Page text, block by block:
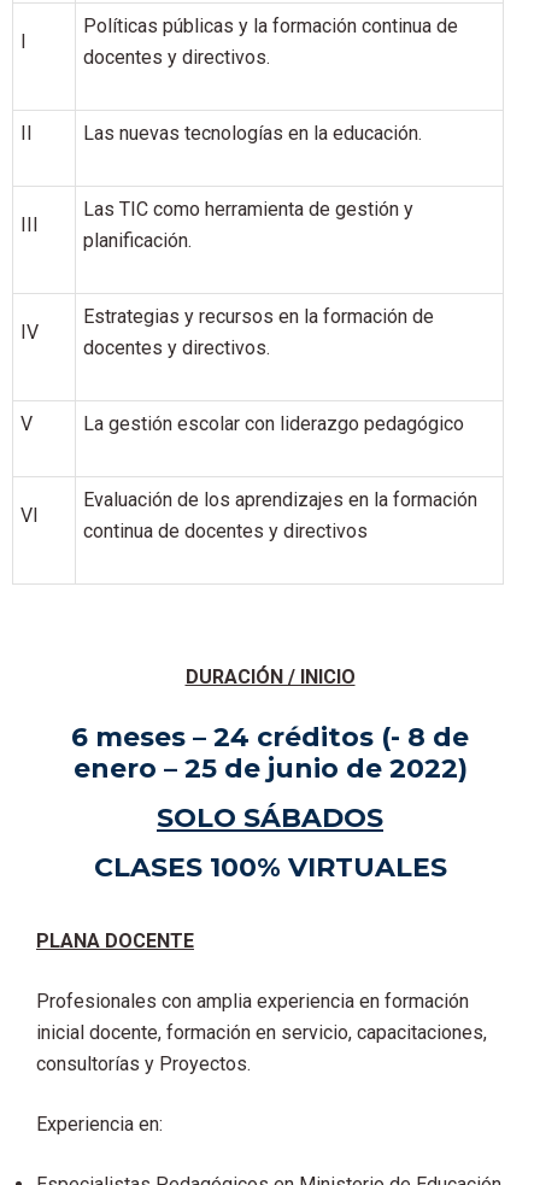
I
Políticas públicas y la formación continua de
docentes y directivos.
II Las nuevas tecnologías en la educación.
III
Las TIC como herramienta de gestión y
planificación.
IV
Estrategias y recursos en la formación de
docentes y directivos.
V La gestión escolar con liderazgo pedagógico
VI
Evaluación de los aprendizajes en la formación
continua de docentes y directivos
DURACIÓN / INICIO
6 meses – 24 créditos (- 8 de
enero – 25 de junio de 2022)
SOLO SÁBADOS
CLASES 100% VIRTUALES
PLANA DOCENTE
Profesionales con amplia experiencia en formación
inicial docente, formación en servicio, capacitaciones,
consultorías y Proyectos.
Experiencia en: